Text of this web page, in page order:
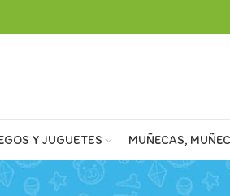
Y JUGUETES MUÑECAS,